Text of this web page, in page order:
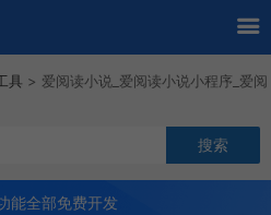
具 > 爱阅读小说_爱阅读小说小程序_爱阅
能全部免费开发